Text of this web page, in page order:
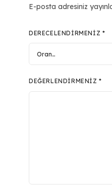
E-posta adresiniz
DERECELENDIRMENIZ *
DEĞERLENDIRMENIZ*